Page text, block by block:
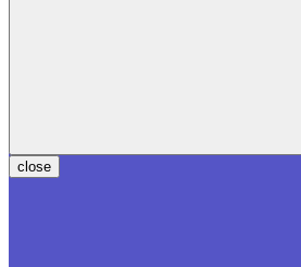
close